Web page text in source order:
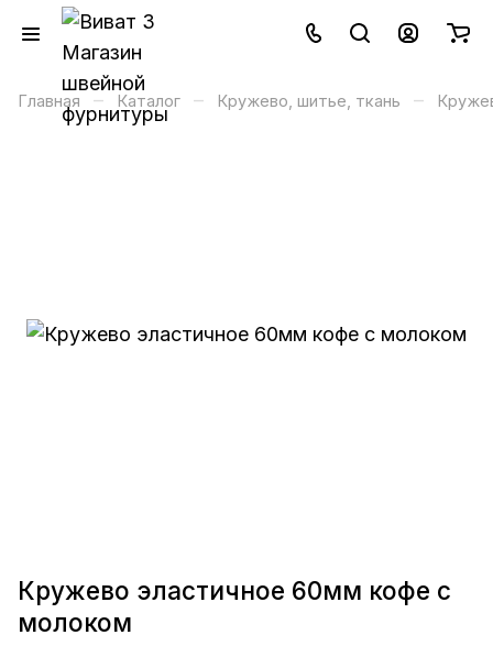
Главная – Каталог – Кружево, шитье, ткань –
Кружево эластичное 60мм кофе с
молоком